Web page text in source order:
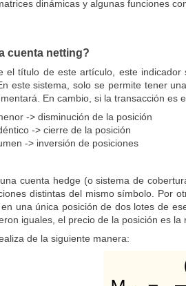
dinámicas y algunas funciones
cuenta netting?
el título de este artículo, este
este sistema, solo se permite tener
En cambio, si la transacción es
-> disminución de la posición
-> cierre de la posición
-> inversión de posiciones
cuenta hedge (o sistema de
distintas del mismo símbolo. Por
una única posición de dos lotes de
iguales, el precio de la posición es
de la siguiente manera: